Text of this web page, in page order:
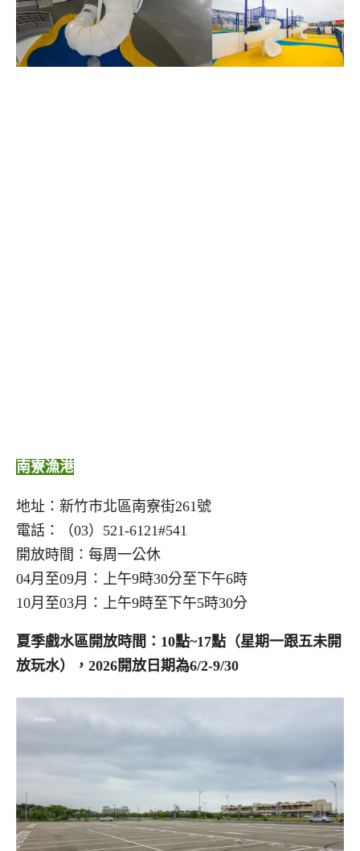
南寮漁港
地址：新竹市北區南寮街261號
電話：（03）521-6121#541
開放時間：每周一公休
04月至09月：上午9時30分至下午6時
10月至03月：上午9時至下午5時30分
夏季戲水區開放時間：10點~17點（星期一跟五未開
放玩水），2026開放日期為6/2-9/30